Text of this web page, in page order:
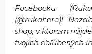
Facebooku
(@rukahore)!
shop, v ktorom
tvojich obľúbených